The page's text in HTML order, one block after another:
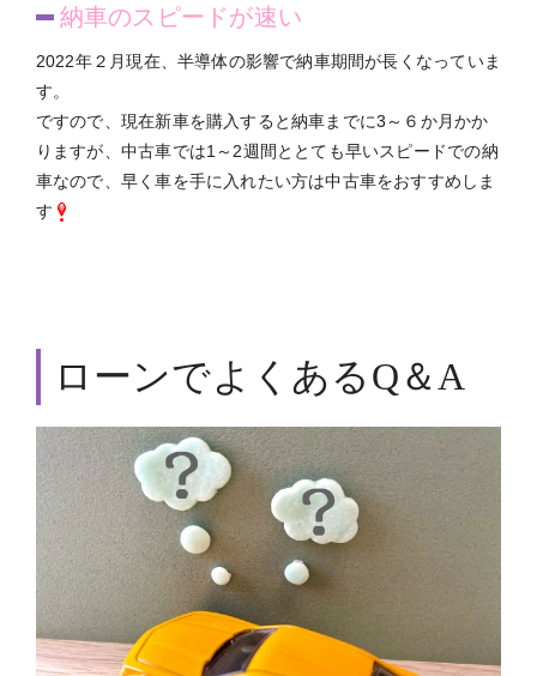
納車のスピードが速い
2022年２月現在、半導体の影響で納車期間が長くなっていま
す。
ですので、現在新車を購入すると納車までに3～６か月かか
りますが、中古車では1～2週間ととても早いスピードでの納
車なので、早く車を手に入れたい方は中古車をおすすめしま
す
ローンでよくあるQ＆A